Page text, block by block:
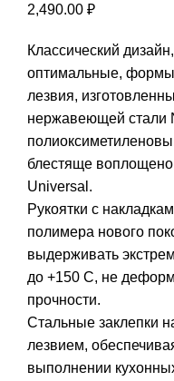
2,490.00 ₽
Классический
оптимальные,
лезвия,
нержавеющей стали
блестяще
Universal.
Рукоятки с
полимера нового
выдерживать
до +150 С, не
прочности.
Стальные заклепки
лезвием,
выполнении